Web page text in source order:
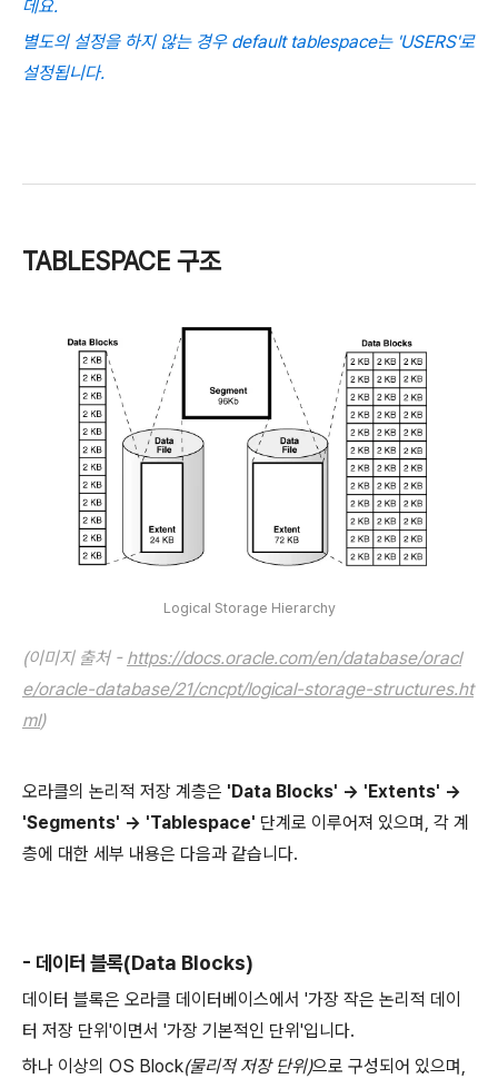
데요.
별도의 설정을 하지 않는 경우 default tablespace는 'USERS'로
설정됩니다.
TABLESPACE 구조
Logical Storage Hierarchy
(이미지 출처 - https://docs.oracle.com/en/database/oracl
e/oracle-database/21/cncpt/logical-storage-structures.ht
ml)
오라클의 논리적 저장 계층은 'Data Blocks' -> 'Extents' ->
'Segments' -> 'Tablespace' 단계로 이루어져 있으며, 각 계
층에 대한 세부 내용은 다음과 같습니다.
- 데이터 블록(Data Blocks)
데이터 블록은 오라클 데이터베이스에서 '가장 작은 논리적 데이
터 저장 단위'이면서 '가장 기본적인 단위'입니다.
하나 이상의 OS Block(물리적 저장 단위)으로 구성되어 있으며,